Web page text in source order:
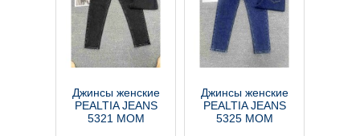
Джинсы женские
PEALTIA JEANS
5321 МОМ
Джинсы женские
PEALTIA JEANS
5325 МОМ